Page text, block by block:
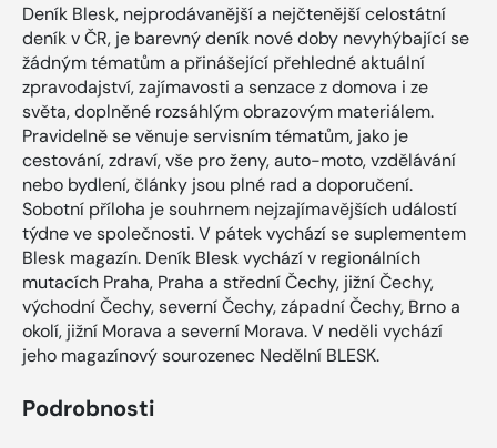
Deník Blesk, nejprodávanější a nejčtenější celostátní
deník v ČR, je barevný deník nové doby nevyhýbající se
žádným tématům a přinášející přehledné aktuální
zpravodajství, zajímavosti a senzace z domova i ze
světa, doplněné rozsáhlým obrazovým materiálem.
Pravidelně se věnuje servisním tématům, jako je
cestování, zdraví, vše pro ženy, auto-moto, vzdělávání
nebo bydlení, články jsou plné rad a doporučení.
Sobotní příloha je souhrnem nejzajímavějších událostí
týdne ve společnosti. V pátek vychází se suplementem
Blesk magazín. Deník Blesk vychází v regionálních
mutacích Praha, Praha a střední Čechy, jižní Čechy,
východní Čechy, severní Čechy, západní Čechy, Brno a
okolí, jižní Morava a severní Morava. V neděli vychází
jeho magazínový sourozenec Nedělní BLESK.
Podrobnosti